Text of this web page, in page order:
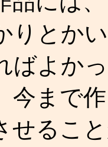
りとか
ばよか
今まで
せるこ